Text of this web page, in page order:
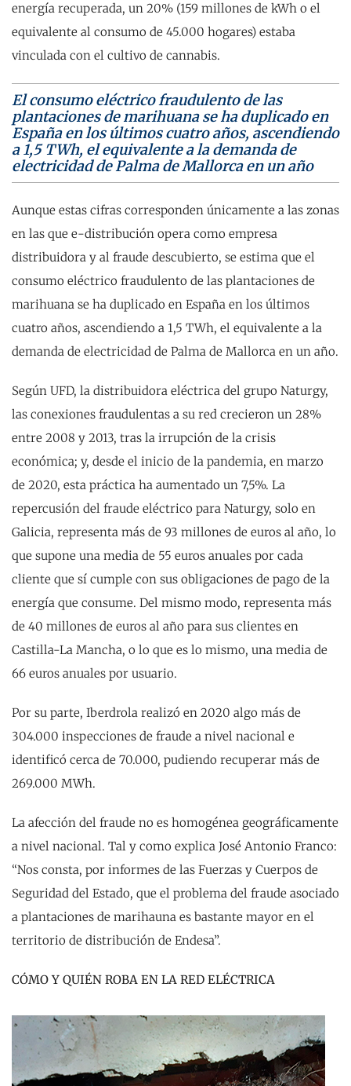
energía recuperada, un 20% (159 millones de kWh o el
equivalente al consumo de 45.000 hogares) estaba
vinculada con el cultivo de cannabis.
El consumo eléctrico fraudulento de las
plantaciones de marihuana se ha duplicado en
España en los últimos cuatro años, ascendiendo
a 1,5 TWh, el equivalente a la demanda de
electricidad de Palma de Mallorca en un año
Aunque estas cifras corresponden únicamente a las zonas
en las que e-distribución opera como empresa
distribuidora y al fraude descubierto, se estima que el
consumo eléctrico fraudulento de las plantaciones de
marihuana se ha duplicado en España en los últimos
cuatro años, ascendiendo a 1,5 TWh, el equivalente a la
demanda de electricidad de Palma de Mallorca en un año.
Según UFD, la distribuidora eléctrica del grupo Naturgy,
las conexiones fraudulentas a su red crecieron un 28%
entre 2008 y 2013, tras la irrupción de la crisis
económica; y, desde el inicio de la pandemia, en marzo
de 2020, esta práctica ha aumentado un 7,5%. La
repercusión del fraude eléctrico para Naturgy, solo en
Galicia, representa más de 93 millones de euros al año, lo
que supone una media de 55 euros anuales por cada
cliente que sí cumple con sus obligaciones de pago de la
energía que consume. Del mismo modo, representa más
de 40 millones de euros al año para sus clientes en
Castilla-La Mancha, o lo que es lo mismo, una media de
66 euros anuales por usuario.
Por su parte, Iberdrola realizó en 2020 algo más de
304.000 inspecciones de fraude a nivel nacional e
identificó cerca de 70.000, pudiendo recuperar más de
269.000 MWh.
La afección del fraude no es homogénea geográficamente
a nivel nacional. Tal y como explica José Antonio Franco:
“Nos consta, por informes de las Fuerzas y Cuerpos de
Seguridad del Estado, que el problema del fraude asociado
a plantaciones de marihauna es bastante mayor en el
territorio de distribución de Endesa”.
CÓMO Y QUIÉN ROBA EN LA RED ELÉCTRICA